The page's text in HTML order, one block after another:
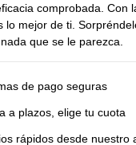
comprobada. Con
lo mejor de ti.
que se le parezca.
de pago seguras
a plazos, elige tu cuota
rápidos desde nuestro